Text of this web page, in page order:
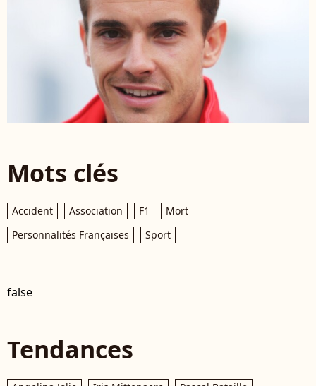
Mots clés
Accident Association F1
Mort
Personnalités Françaises
Sport
false
Tendances